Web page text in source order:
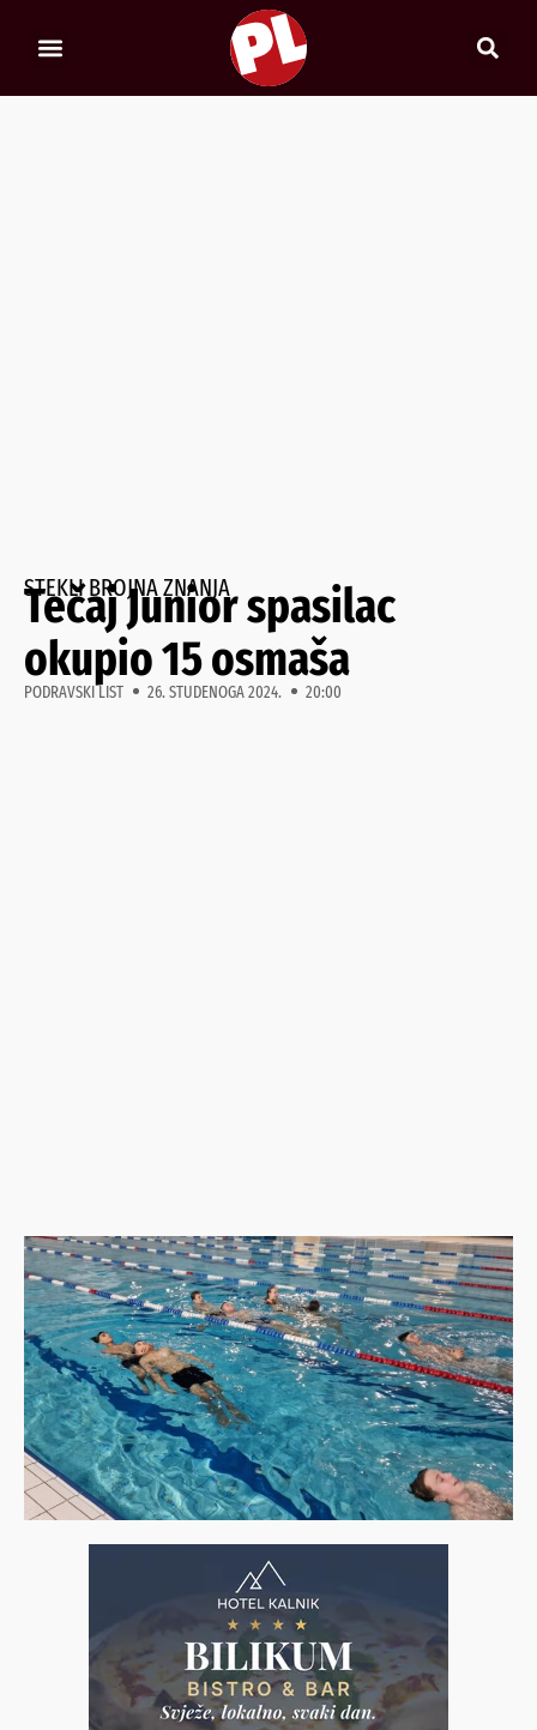
STEKLI BROJNA ZNANJA
Tečaj Junior spasilac
okupio 15 osmaša
PODRAVSKI LIST 26. STUDENOGA 2024. 20:00